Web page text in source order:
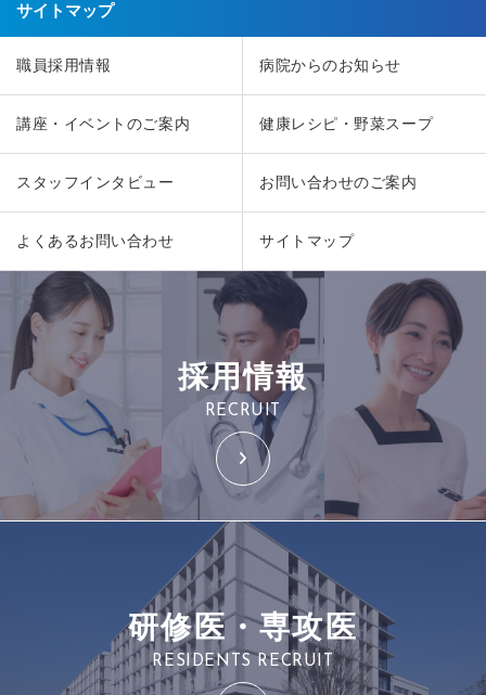
サイトマップ
職員採用情報 病院からのお知らせ
講座・イベントのご案内 健康レシピ・野菜スープ
スタッフインタビュー お問い合わせのご案内
よくあるお問い合わせ サイトマップ
採用情報
RECRUIT
研修医・専攻医
RESIDENTS RECRUIT